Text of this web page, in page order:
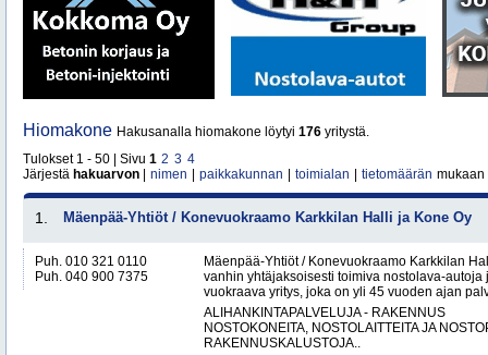
Hiomakone Hakusanalla hiomakone löytyi 176 yritystä.
Tulokset 1 - 50 | Sivu 1 2 3 4
Järjestä hakuarvon nimen paikkakunnan toimialan tietomäärän mukaan
1. Mäenpää-Yhtiöt / Konevuokraamo Karkkilan Halli ja Kone Oy
Puh. 010 321 0110
Puh. 040 900 7375
Mäenpää-Yhtiöt / Konevuokraamo Karkkilan
vanhin yhtäjaksoisesti toimiva nostolava-autoja
vuokraava yritys, joka on yli 45 vuoden ajan
ALIHANKINTAPALVELUJA - RAKENNUS
NOSTOKONEITA, NOSTOLAITTEITA JA
RAKENNUSKALUSTOJA..